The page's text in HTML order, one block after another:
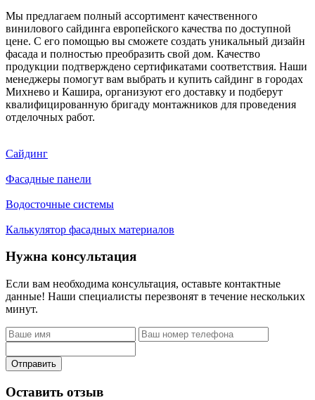
Мы предлагаем полный ассортимент качественного
винилового сайдинга европейского качества по доступной
цене. С его помощью вы сможете создать уникальный дизайн
фасада и полностью преобразить свой дом. Качество
продукции подтверждено сертификатами соответствия. Наши
менеджеры помогут вам выбрать и купить сайдинг в городах
Михнево и Кашира, организуют его доставку и подберут
квалифицированную бригаду монтажников для проведения
отделочных работ.
Сайдинг
Фасадные панели
Водосточные системы
Калькулятор фасадных материалов
Нужна консультация
Если вам необходима консультация, оставьте контактные
данные! Наши специалисты перезвонят в течение нескольких
минут.
Отправить
Оставить отзыв